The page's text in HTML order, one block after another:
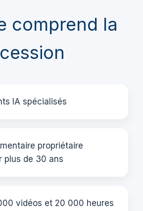
comprend la
cession
IA spécialisés
propriétaire
plus de 30 ans
vidéos et 20 000 heures